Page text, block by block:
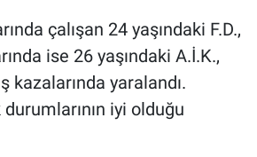
çalışan 24 yaşındaki F.D.,
ise 26 yaşındaki A.İ.K.,
kazalarında yaralandı.
durumlarının iyi olduğu